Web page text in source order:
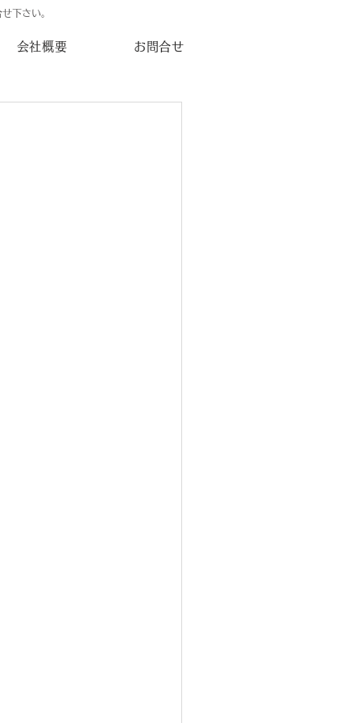
下さい。
会社概要 お問合せ